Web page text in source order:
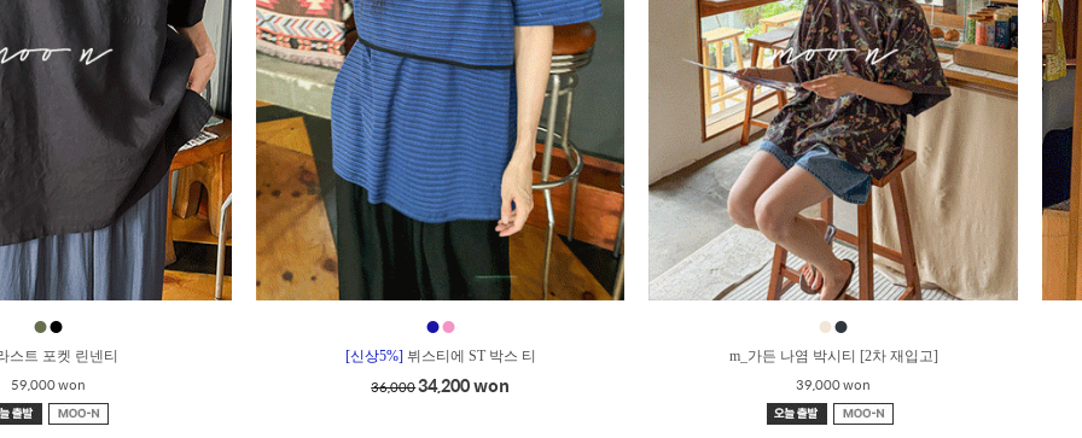
●●
스트 포켓 린넨티
59,000 won
●●
[신상5%] 뷔스티에 ST 박스 티
36,00034,200 won
●●
m_가든 나염 박시티 [2차 재입고]
39,000 won